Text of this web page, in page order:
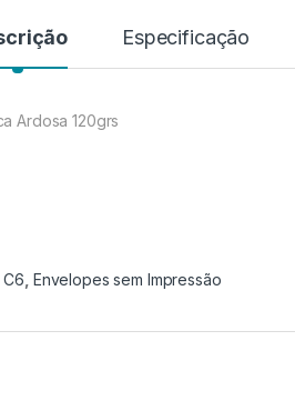
Especificação
Ardosa 120grs
Envelopes sem Impressão